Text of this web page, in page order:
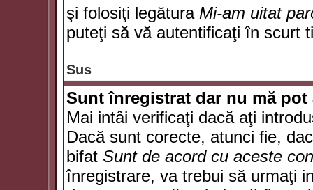
şi folosiţi legătura Mi-am uitat
puteţi să vă autentificaţi în scurt
Sus
Sunt înregistrat dar nu mă
Mai intâi verificaţi dacă aţi
Dacă sunt corecte, atunci fie,
bifat Sunt de acord cu aceste
înregistrare, va trebui să urmaţi